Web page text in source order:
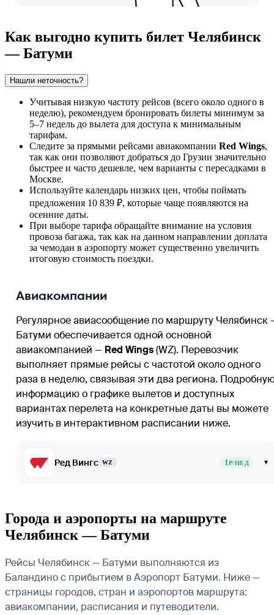
Как выгодно купить билет Челябинск
— Батуми
Нашли неточность?
Учитывая низкую частоту рейсов (всего около одного в
неделю), рекомендуем бронировать билеты минимум за
5–7 недель до вылета для доступа к минимальным
тарифам.
Следите за прямыми рейсами авиакомпании Red Wings,
так как они позволяют добраться до Грузии значительно
быстрее и часто дешевле, чем варианты с пересадками в
Москве.
Используйте календарь низких цен, чтобы поймать
предложения 10 839 ₽, которые чаще появляются на
осенние даты.
При выборе тарифа обращайте внимание на условия
провоза багажа, так как на данном направлении доплата
за чемодан в аэропорту может существенно увеличить
итоговую стоимость поездки.
Авиакомпании
Регулярное авиасообщение по маршруту Челябинск
Батуми обеспечивается одной основной
авиакомпанией — Red Wings(WZ). Перевозчик
выполняет прямые рейсы с частотой около одного
раза в неделю, связывая эти два региона.
информацию о графике вылетов и доступных
вариантах перелета на конкретные даты вы можете
изучить в интерактивном расписании ниже.
Ред Вингс WZ 1Р/НЕД ▾
Города и аэропорты на маршруте
Челябинск — Батуми
Рейсы Челябинск — Батуми выполняются из
Баландино с прибытием в Аэропорт Батуми. Ниже —
страницы городов, стран и аэропортов маршрута:
авиакомпании, расписания и путеводители.